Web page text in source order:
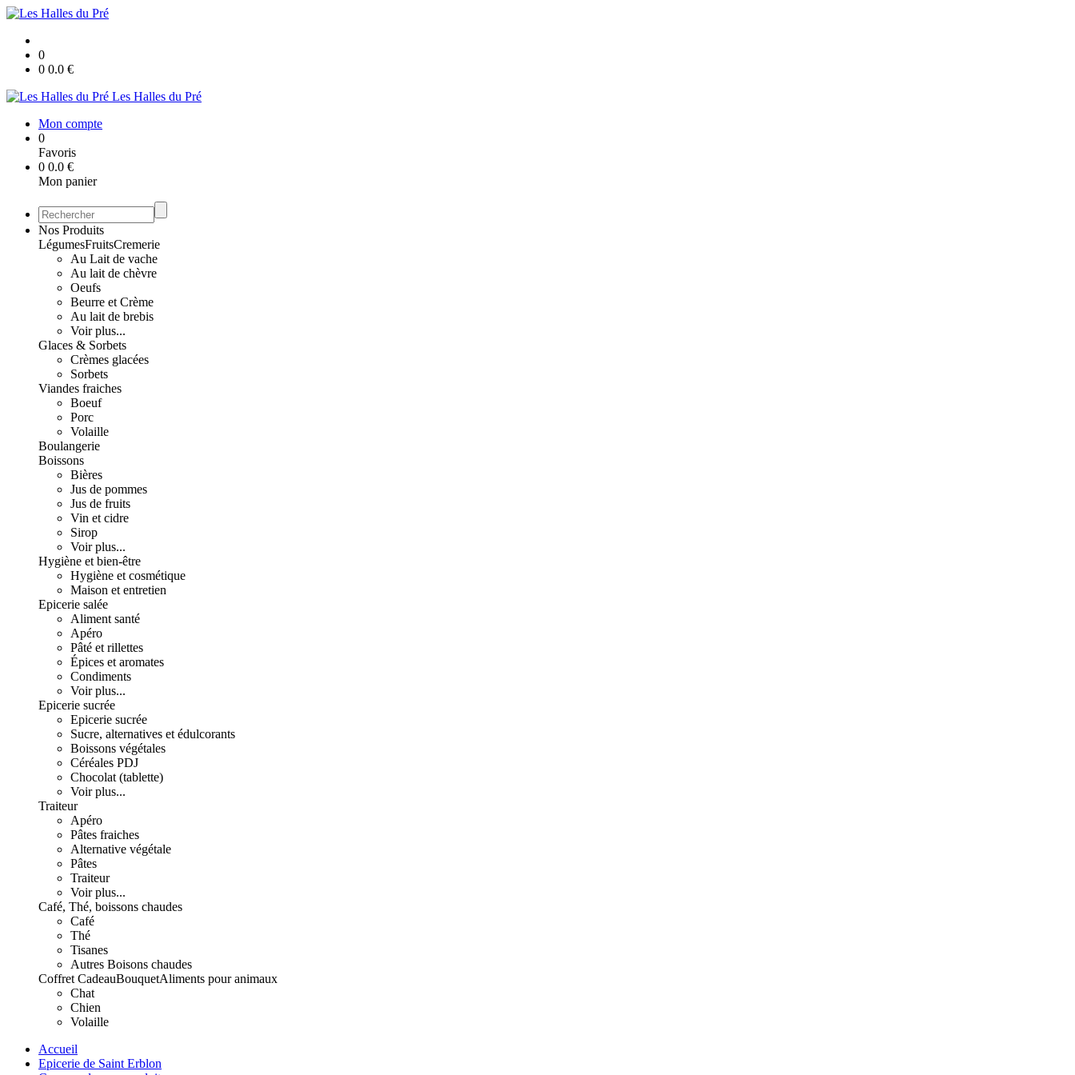
0
0 0.0 €
Les Halles du Pré
Mon compte
0
Favoris
0 0.0 €
Mon panier
Nos Produits
LégumesFruitsCremerie
Au Lait de vache
Au lait de chèvre
Oeufs
Beurre et Crème
Au lait de brebis
Voir plus...
Glaces & Sorbets
Crèmes glacées
Sorbets
Viandes fraiches
Boeuf
Porc
Volaille
Boulangerie
Boissons
Bières
Jus de pommes
Jus de fruits
Vin et cidre
Sirop
Voir plus...
Hygiène et bien-être
Hygiène et cosmétique
Maison et entretien
Epicerie salée
Aliment santé
Apéro
Pâté et rillettes
Épices et aromates
Condiments
Voir plus...
Epicerie sucrée
Epicerie sucrée
Sucre, alternatives et édulcorants
Boissons végétales
Céréales PDJ
Chocolat (tablette)
Voir plus...
Traiteur
Apéro
Pâtes fraiches
Alternative végétale
Pâtes
Traiteur
Voir plus...
Café, Thé, boissons chaudes
Café
Thé
Tisanes
Autres Boisons chaudes
Coffret CadeauBouquetAliments pour animaux
Chat
Chien
Volaille
Accueil
Epicerie de Saint Erblon